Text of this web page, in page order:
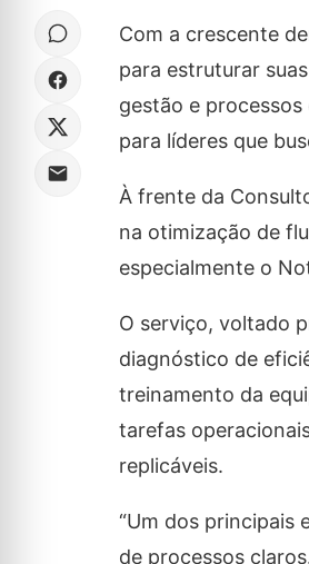
Com a crescente
para estruturar
gestão e
para líderes que
À frente da
na otimização de
especialmente o
O serviço, voltado
diagnóstico de
treinamento da
tarefas
replicáveis.
“Um dos principais
de processos